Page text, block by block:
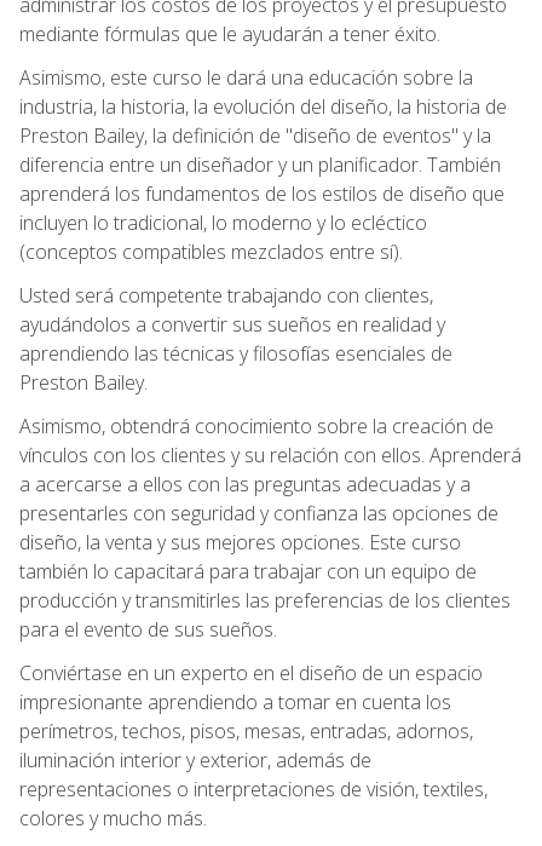
mediante fórmulas que le ayudarán a tener éxito.
Asimismo, este curso le dará una educación sobre la
industria, la historia, la evolución del diseño, la historia de
Preston Bailey, la definición de "diseño de eventos" y la
diferencia entre un diseñador y un planificador. También
aprenderá los fundamentos de los estilos de diseño que
incluyen lo tradicional, lo moderno y lo ecléctico
(conceptos compatibles mezclados entre sí).
Usted será competente trabajando con clientes,
ayudándolos a convertir sus sueños en realidad y
aprendiendo las técnicas y filosofías esenciales de
Preston Bailey.
Asimismo, obtendrá conocimiento sobre la creación de
vínculos con los clientes y su relación con ellos. Aprenderá
a acercarse a ellos con las preguntas adecuadas y a
presentarles con seguridad y confianza las opciones de
diseño, la venta y sus mejores opciones. Este curso
también lo capacitará para trabajar con un equipo de
producción y transmitirles las preferencias de los clientes
para el evento de sus sueños.
Conviértase en un experto en el diseño de un espacio
impresionante aprendiendo a tomar en cuenta los
perímetros, techos, pisos, mesas, entradas, adornos,
iluminación interior y exterior, además de
representaciones o interpretaciones de visión, textiles,
colores y mucho más.